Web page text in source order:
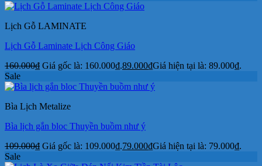
Lịch Gỗ LAMINATE
Lịch Gỗ Laminate Lịch Công Giáo
160.000₫ Giá gốc là: 160.000₫.89.000₫Giá hiện tại là: 89.000₫.
Sale
Bìa Lịch Metalize
Bìa lịch gắn bloc Thuyền buồm như ý
109.000₫ Giá gốc là: 109.000₫.79.000₫Giá hiện tại là: 79.000₫.
Sale